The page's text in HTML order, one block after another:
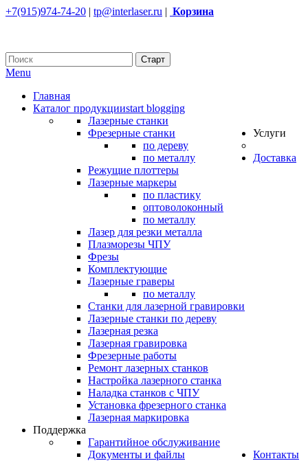
+7(915)974-74-20 | tp@interlaser.ru | Корзина
Menu
Главная
Каталог продукцииstart blogging
Лазерные станки
Фрезерные станки
по дереву
по металлу
Режущие плоттеры
Лазерные маркеры
по пластику
оптоволоконный
по металлу
Лазер для резки металла
Плазморезы ЧПУ
Фрезы
Комплектующие
Лазерные граверы
по металлу
Станки для лазерной гравировки
Лазерные станки по дереву
Услуги
Лазерная резка
Лазерная гравировка
Фрезерные работы
Ремонт лазерных станков
Настройка лазерного станка
Наладка станков с ЧПУ
Установка фрезерного станка
Лазерная маркировка
Доставка
Поддержка
Гарантийное обслуживание
Документы и файлы
Контакты